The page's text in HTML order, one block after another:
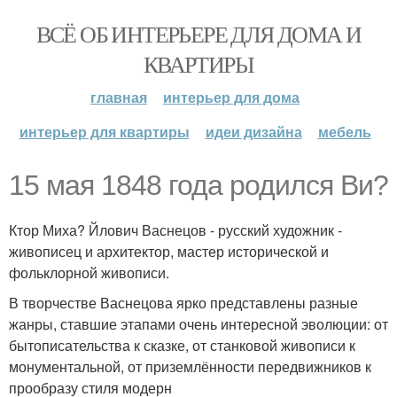
ВСЁ ОБ ИНТЕРЬЕРЕ ДЛЯ ДОМА И
КВАРТИРЫ
главная
интерьер для дома
интерьер для квартиры
идеи дизайна мебель
15 мая 1848 года родился Ви?
Ктор Миха? Йлович Васнецов - русский художник -
живописец и архитектор, мастер исторической и
фольклорной живописи.
В творчестве Васнецова ярко представлены разные
жанры, ставшие этапами очень интересной эволюции: от
бытописательства к сказке, от станковой живописи к
монументальной, от приземлённости передвижников к
прообразу стиля модерн